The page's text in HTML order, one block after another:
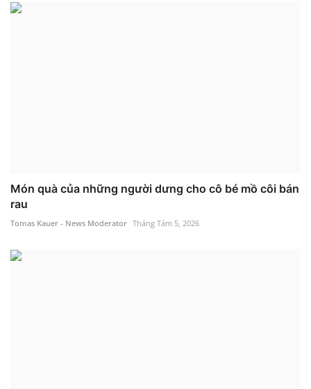
Món quà của những người dưng cho cô bé mồ côi bán
rau
Tomas Kauer - News Moderator Tháng Tám 5, 2026